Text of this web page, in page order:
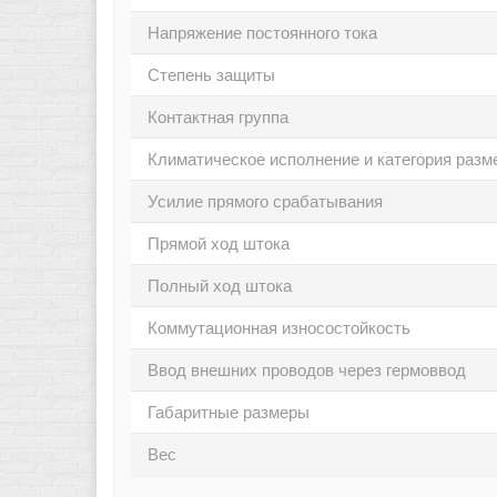
Напряжение постоянного тока
Степень защиты
Контактная группа
Климатическое исполнение и категория
Усилие прямого срабатывания
Прямой ход штока
Полный ход штока
Коммутационная износостойкость
Ввод внешних проводов через гермоввод
Габаритные размеры
Вес